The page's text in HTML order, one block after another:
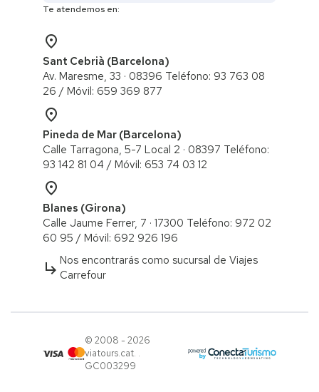
Te atendemos en:
place
Sant Cebrià (Barcelona)
Av. Maresme, 33 · 08396 Teléfono: 93 763 08
26 / ​Móvil: 659 369 877
place
Pineda de Mar (Barcelona)
Calle Tarragona, 5-7 Local 2 · 08397 Teléfono:
93 142 81 04 / Móvil: 653 74 03 12
place
Blanes (Girona)
Calle Jaume Ferrer, 7 · 17300 Teléfono: 972 02
60 95 / ​Móvil: 692 926 196
subdirectory_arrow_right Nos encontrarás como sucursal de Viajes
Carrefour
© 2008 - 2026
viatours.cat. .
GC003299